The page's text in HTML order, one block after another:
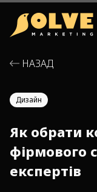
НАЗАД
Дизайн
Як обрати
фірмового
експертів